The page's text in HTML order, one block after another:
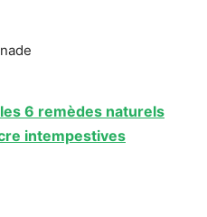
6 remèdes naturels
intempestives